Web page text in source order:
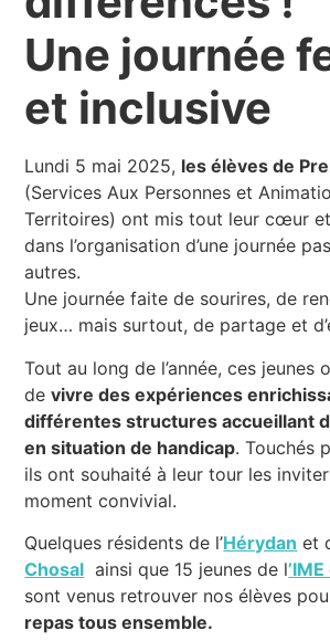
Une journée
et inclusive
Lundi 5 mai 2025, les élèves de
(Services Aux Personnes et
Territoires) ont mis tout leur cœur
dans l’organisation d’une journée
autres.
Une journée faite de sourires, de
jeux… mais surtout, de partage et
Tout au long de l’année, ces jeunes
devivre des expériences
différentes structures accueillant
en situation de handicap. Touchés
ils ont souhaité à leur tour les
moment convivial.
Quelques résidents de l’Hérydan et
Chosal ainsi que 15 jeunes de l
sont venus retrouver nos élèves
repas tous ensemble.